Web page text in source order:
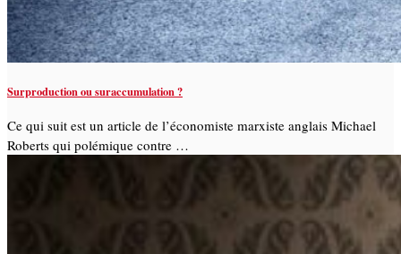
Surproduction ou suraccumulation ?
Ce qui suit est un article de l’économiste marxiste anglais Michael
Roberts qui polémique contre …